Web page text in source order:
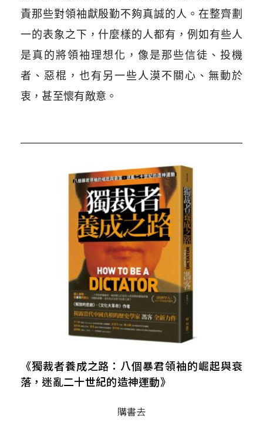
責那些對領袖獻殷勤不夠真誠的人。在整齊劃
一的表象之下，什麼樣的人都有，例如有些人
是真的將領袖理想化，像是那些信徒、投機
者、惡棍，也有另一些人漠不關心、無動於
衷，甚至懷有敵意。
《獨裁者養成之路：八個暴君領袖的崛起與衰
落，迷亂二十世紀的造神運動》
購書去